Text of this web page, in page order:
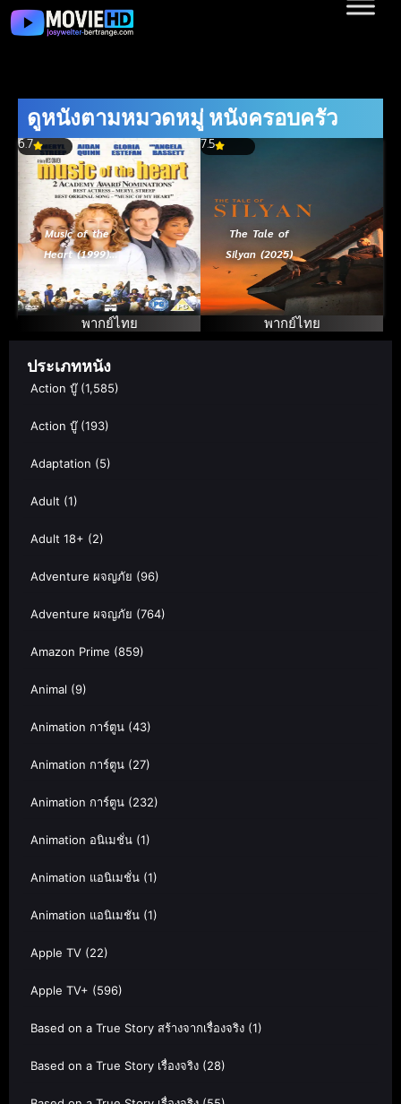
ดูหนังตามหมวดหมู่ หนังครอบครัว
6.7
Music of the
Heart (1999)
มนต์เพลงแห่ง
หัวใจ
พากย์ไทย
7.5
The Tale of
Silyan (2025)
พากย์ไทย
ประเภทหนัง
Action บู๊(1,585)
Action บู๊(193)
Adaptation (5)
Adult (1)
Adult 18+ (2)
Adventure ผจญภัย (96)
Adventure ผจญภัย (764)
Amazon Prime (859)
Animal (9)
Animation การ์ตูน (43)
Animation การ์ตูน (27)
Animation การ์ตูน (232)
Animation อนิเมชั่น (1)
Animation แอนิเมชั่น (1)
Animation แอนิเมชัน (1)
Apple TV (22)
Apple TV+ (596)
Based on a True Story สร้างจากเรื่องจริง (1)
Based on a True Story เรื่องจริง (28)